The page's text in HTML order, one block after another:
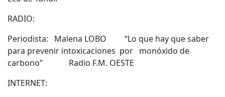
RADIO:
Periodista: Malena LOBO “Lo que hay que saber
para prevenir intoxicaciones por monóxido de
carbono” Radio F.M. OESTE
INTERNET: